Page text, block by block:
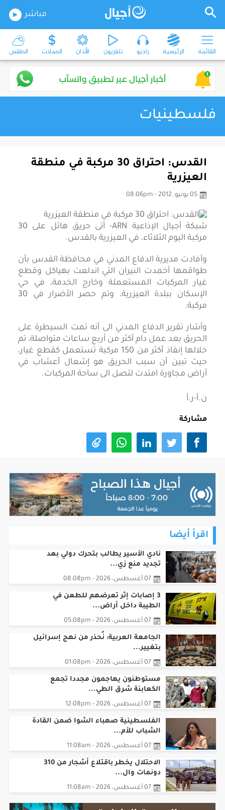
مباشر
القائمة الرئيسية راديو تلفزيون الأذان العملات الطقس
فلسطينيات
القدس: احتراق 30 مركبة في منطقة
العيزرية
05 يونيو، 2012 - 08:06pm
شبكة أجيال الإذاعية ARN- أتى حريق هائل على 30
مركبة اليوم الثلاثاء، في العيزرية بالقدس.
وأفادت مديرية الدفاع المدني في محافظة القدس بأن
طواقمها أخمدت النيران التي اندلعت بهياكل وقطع
غيار المركبات المستعملة وخارج الخدمة، في حي
الإسكان ببلدة العيزرية، وتم حصر الأضرار في 30
مركبة.
وأشار تقرير الدفاع المدني الى أنه تمت السيطرة على
الحريق بعد عمل دام أكثر من أربع ساعات متواصلة، تم
خلالها إنقاذ أكثر من 150 مركبة تستعمل كقطع غيار،
حيث تبين أن سبب الحريق هو إشعال أعشاب في
أراض مجاورة امتدت لتصل الى ساحة المركبات.
ن.أ-ر.أ
مشاركة
تجديد منع زي...
07 أغسطس، 2026 - 08:08pm
3 إصابات إثر تعرضهم للطعن في
الطيبة داخل أراض...
07 أغسطس، 2026 - 05:08pm
الجامعة العربية: نُحذر من نهج إسرائيل
بتغيير...
07 أغسطس، 2026 - 01:08pm
مستوطنون يهاجمون مجددا تجمع
الكعابنة شرق الطي...
07 أغسطس، 2026 - 12:08pm
الفلسطينية صهباء الشوا ضمن القادة
الشباب للأم...
07 أغسطس، 2026 - 11:08am
دونمات وال...
07 أغسطس، 2026 - 11:08am